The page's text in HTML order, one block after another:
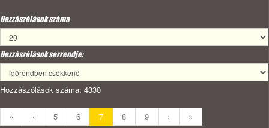
Hozzászólások száma
Hozzászólások sorrendje:
Hozzászólások száma: 4330
« ‹ 5 6 7 8 9 › »